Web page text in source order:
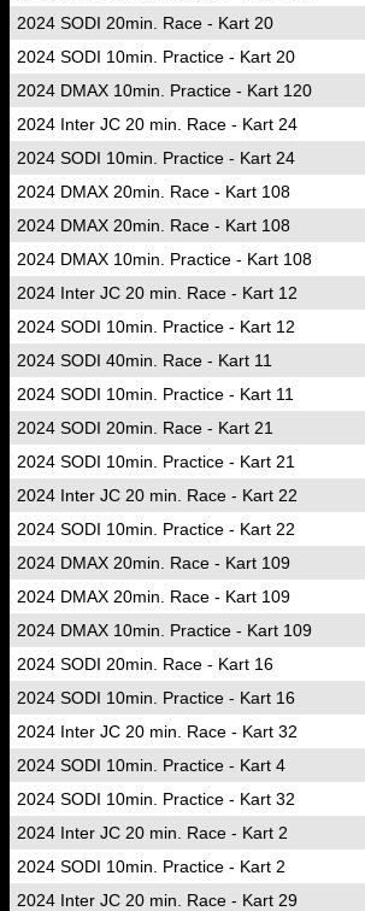
2024 SODI 20min. Race - Kart 20
2024 SODI 10min. Practice - Kart 20
2024 DMAX 10min. Practice - Kart 120
2024 Inter JC 20 min. Race - Kart 24
2024 SODI 10min. Practice - Kart 24
2024 DMAX 20min. Race - Kart 108
2024 DMAX 20min. Race - Kart 108
2024 DMAX 10min. Practice - Kart 108
2024 Inter JC 20 min. Race - Kart 12
2024 SODI 10min. Practice - Kart 12
2024 SODI 40min. Race - Kart 11
2024 SODI 10min. Practice - Kart 11
2024 SODI 20min. Race - Kart 21
2024 SODI 10min. Practice - Kart 21
2024 Inter JC 20 min. Race - Kart 22
2024 SODI 10min. Practice - Kart 22
2024 DMAX 20min. Race - Kart 109
2024 DMAX 20min. Race - Kart 109
2024 DMAX 10min. Practice - Kart 109
2024 SODI 20min. Race - Kart 16
2024 SODI 10min. Practice - Kart 16
2024 Inter JC 20 min. Race - Kart 32
2024 SODI 10min. Practice - Kart 4
2024 SODI 10min. Practice - Kart 32
2024 Inter JC 20 min. Race - Kart 2
2024 SODI 10min. Practice - Kart 2
2024 Inter JC 20 min. Race - Kart 29